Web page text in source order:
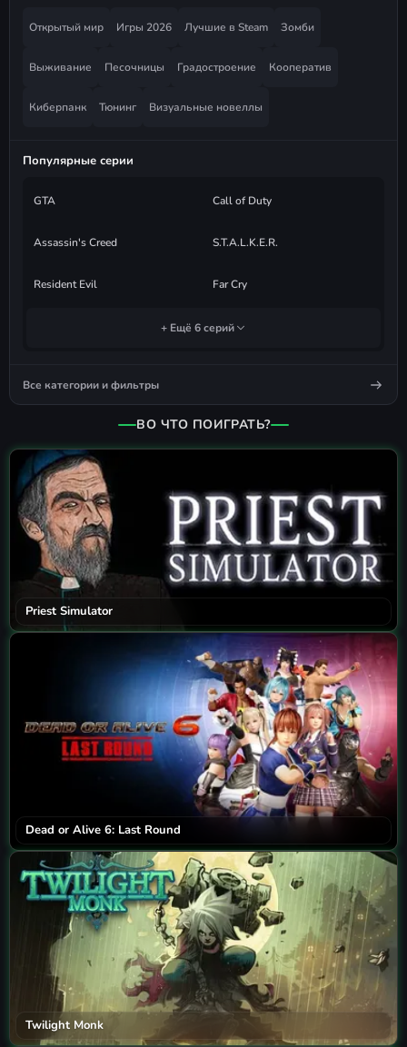
Открытый мир Игры 2026 Лучшие в Steam Зомби
Выживание Песочницы Градостроение Кооператив
Киберпанк Тюнинг Визуальные новеллы
Популярные серии
GTA Call of Duty
Assassin's Creed S.T.A.L.K.E.R.
Resident Evil Far Cry
+ Ещё 6 серий
Все категории и фильтры
ВО ЧТО ПОИГРАТЬ?
Priest Simulator
Dead or Alive 6: Last Round
Twilight Monk